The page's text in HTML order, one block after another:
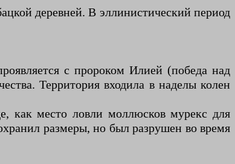
деревней. В эллинистический период
с пророком Илией (победа над
Территория входила в наделы колен
как место ловли моллюсков мурекс для
размеры, но был разрушен во время